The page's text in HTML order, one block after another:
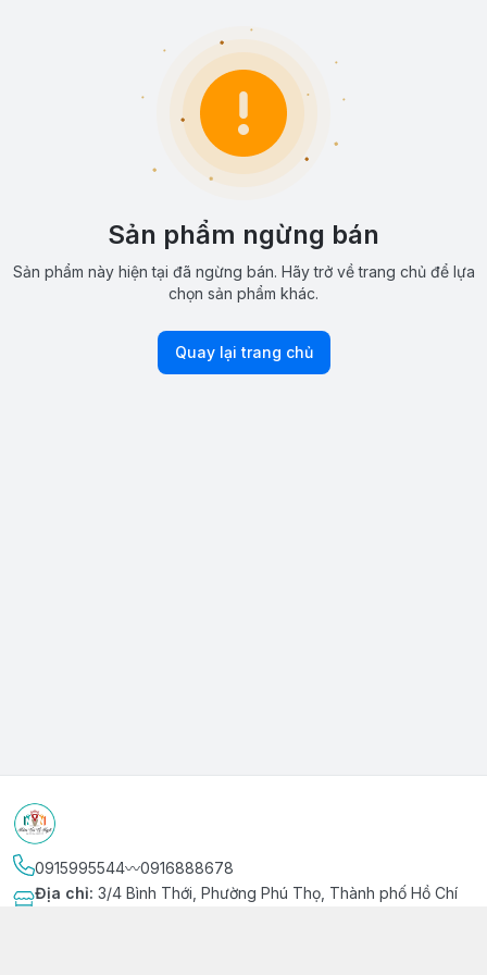
Sản phẩm ngừng bán
Sản phẩm này hiện tại đã ngừng bán. Hãy trở về trang chủ để lựa
chọn sản phẩm khác.
Quay lại trang chủ
0915995544〰️0916888678
Địa chỉ: 3/4 Bình Thới, Phường Phú Thọ, Thành phố Hồ Chí